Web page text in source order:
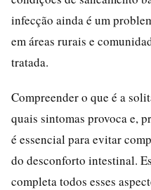
infecção ainda é um
em áreas rurais e
tratada.
Compreender o que é a
quais sintomas provoca e,
é essencial para evitar
do desconforto intestinal.
completa todos esses